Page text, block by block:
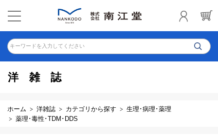
キーワードを入力してください
洋雑誌
ホーム 洋雑誌 カテゴリから探す
生理･病理･薬理
薬理･毒性･TDM･DDS